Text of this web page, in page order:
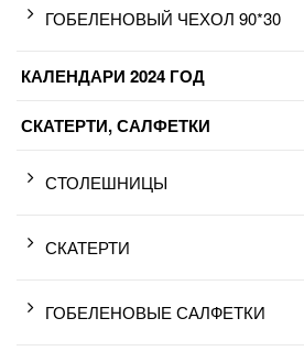
ГОБЕЛЕНОВЫЙ ЧЕХОЛ 90*30
КАЛЕНДАРИ 2024 ГОД
СКАТЕРТИ, САЛФЕТКИ
СТОЛЕШНИЦЫ
СКАТЕРТИ
ГОБЕЛЕНОВЫЕ САЛФЕТКИ